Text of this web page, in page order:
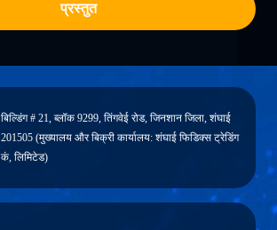
प्रस्तुत
बिल्डिंग # 21, ब्लॉक 9299, तिंगवेई रोड, जिनशान जिला, शंघाई
201505 (मुख्यालय और बिक्री कार्यालय: शंघाई फिडिक्स ट्रेडिंग
कं, लिमिटेड)